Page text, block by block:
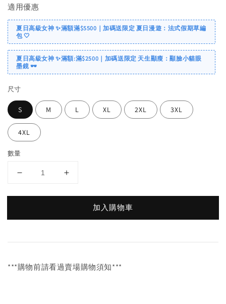
適用優惠
夏日高級女神 ✨滿額滿$5500｜加碼送限定 夏日漫遊：法式假期草編
包 🤍
夏日高級女神 ✨滿額:滿$2500｜加碼送限定 天生顯瘦：顯臉小貓眼
墨鏡 🕶️
尺寸
S M L XL 2XL 3XL
4XL
數量
加入購物車
***購物前請看過賣場購物須知***